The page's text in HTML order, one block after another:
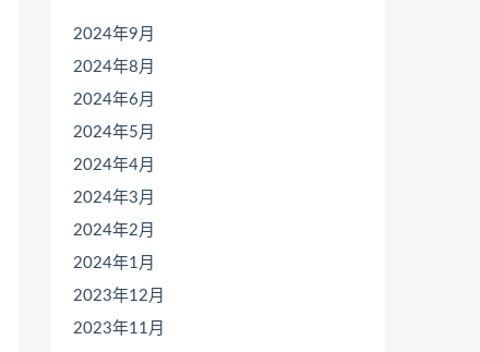
2024年9月
2024年8月
2024年6月
2024年5月
2024年4月
2024年3月
2024年2月
2024年1月
2023年12月
2023年11月